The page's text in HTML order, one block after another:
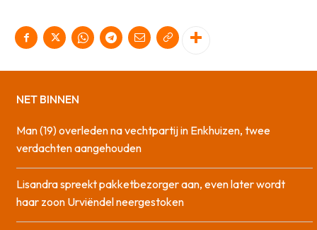
NET BINNEN
Man (19) overleden na vechtpartij in Enkhuizen, twee
verdachten aangehouden
Lisandra spreekt pakketbezorger aan, even later wordt
haar zoon Urviëndel neergestoken